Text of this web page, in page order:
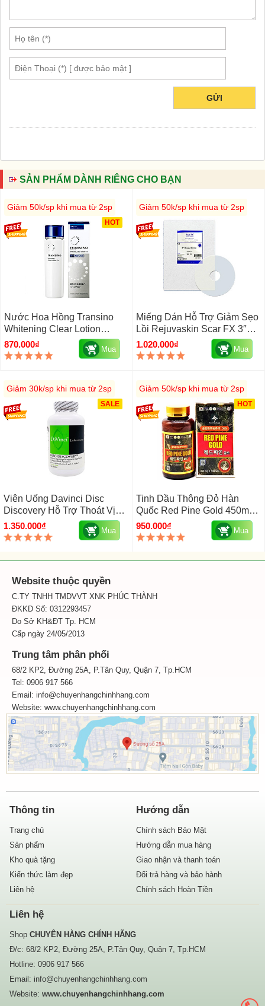
GỬI
SẢN PHẨM DÀNH RIÊNG CHO BẠN
HOT
Giảm 50k/sp khi mua từ 2sp
Nước Hoa Hồng Transino
Whitening Clear Lotion
150ml Nhật Bản
870.000₫ Mua
Giảm 50k/sp khi mua từ 2sp
Miếng Dán Hỗ Trợ Giảm Sẹo
Lồi Rejuvaskin Scar FX 3″
Breast Circle Của Mỹ, Tròn
1.020.000₫ Mua
SALE
Giảm 30k/sp khi mua từ 2sp
Viên Uống Davinci Disc
Discovery Hỗ Trợ Thoát Vị
Đĩa Đệm Mỹ 180 Viên
1.350.000₫ Mua
HOT
Giảm 50k/sp khi mua từ 2sp
Tinh Dầu Thông Đỏ Hàn
Quốc Red Pine Gold 450mg
Hộp 100 Viên
950.000₫ Mua
Website thuộc quyền
C.TY TNHH TMDVVT XNK PHÚC THÀNH
ĐKKD Số: 0312293457
Do Sở KH&ĐT Tp. HCM
Cấp ngày 24/05/2013
Trung tâm phân phối
68/2 KP2, Đường 25A, P.Tân Quy, Quận 7, Tp.HCM
Tel: 0906 917 566
Email: info@chuyenhangchinhhang.com
Website: www.chuyenhangchinhhang.com
Thông tin
Trang chủ
Sản phẩm
Kho quà tặng
Kiến thức làm đẹp
Liên hệ
Hướng dẫn
Chính sách Bảo Mật
Hướng dẫn mua hàng
Giao nhận và thanh toán
Đổi trả hàng và bảo hành
Chính sách Hoàn Tiền
Liên hệ
Shop CHUYÊN HÀNG CHÍNH HÃNG
Đ/c: 68/2 KP2, Đường 25A, P.Tân Quy, Quận 7, Tp.HCM
Hotline: 0906 917 566
Email: info@chuyenhangchinhhang.com
Website: www.chuyenhangchinhhang.com